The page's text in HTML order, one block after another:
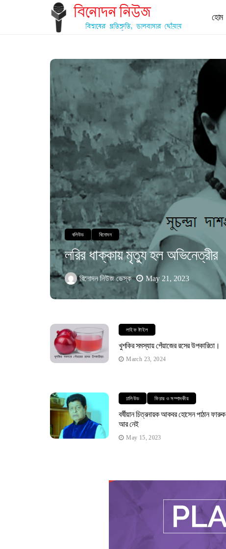
আমাদের সম্পর্কে বিজ্ঞাপনের জন্য নীতিমালা
হোম
বলিউড বিনোদন
লরির ধাক্কায় মৃত্যু হল অভিনেত্রীর
বিনোদন নিউজ ডেস্ক May 21, 2023
লাইফ ষ্টাইল
খুশকির সমস্যায় পেঁয়াজের রসের উপকারিতা।
March 23, 2024
ঢালিউড ফিচার ও সম্পাদকীয়
বর্ষীয়ান চিত্রনায়ক আকবর হোসেন পাঠান ফারুক
আর নেই
May 15, 2023